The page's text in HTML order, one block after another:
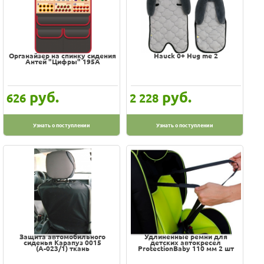
Акции
Сортировка по
По популярности
Наименованию
Дешевле
Дороже
100% гарантия цены и наличия
В наличии на складе
Скидки, подарки
-
Органайзер на спинку сидения
Антей "Цифры" 195А
626 руб.
Узнать о поступлении
Hauck 0+ Hug me 2
2 228 руб.
Узнать о поступлении
Защита автомобильного
сиденья Карапуз 0015
(А-023/1) ткань
Удлиненные ремни для
детских автокресел
ProtectionBaby 110 мм 2 шт